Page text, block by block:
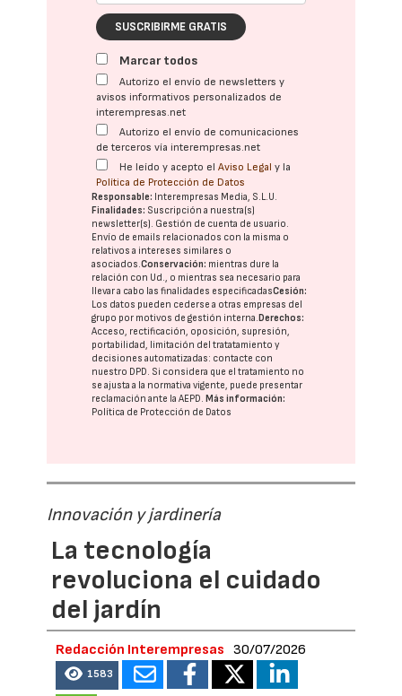
SUSCRIBIRME GRATIS
Marcar todos
Autorizo el envío de newsletters y
avisos informativos personalizados de
interempresas.net
Autorizo el envío de comunicaciones
de terceros vía interempresas.net
He leído y acepto elAviso Legal y la
Política de Protección de Datos
Responsable: Interempresas Media, S.L.U.
Finalidades: Suscripción a nuestra(s)
newsletter(s). Gestión de cuenta de usuario.
Envío de emails relacionados con la misma o
relativos a intereses similares o
asociados.Conservación: mientras dure la
relación con Ud., o mientras sea necesario para
llevar a cabo las finalidades especificadasCesión:
Los datos pueden cederse a otras empresas del
grupo por motivos de gestión interna.Derechos:
Acceso, rectificación, oposición, supresión,
portabilidad, limitación del tratatamiento y
decisiones automatizadas: contacte con
nuestro DPD. Si considera que el tratamiento no
se ajusta a la normativa vigente, puede presentar
reclamación ante laAEPD.Más información:
Política de Protección de Datos
Innovación y jardinería
La tecnología
revoluciona el cuidado
del jardín
Redacción Interempresas 30/07/2026
1583